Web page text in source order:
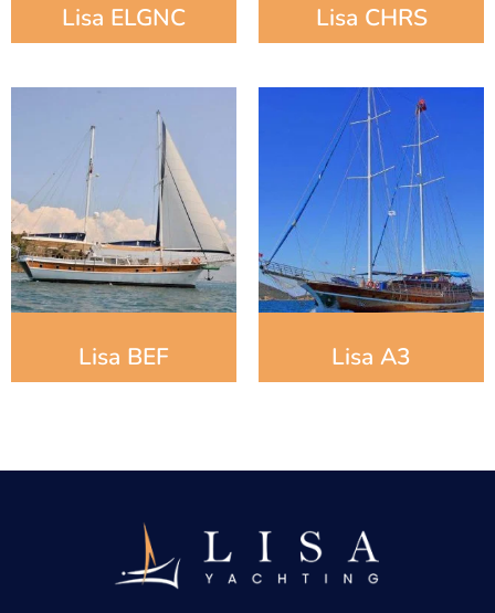
Lisa ELGNC Lisa CHRS
Lisa BEF Lisa A3